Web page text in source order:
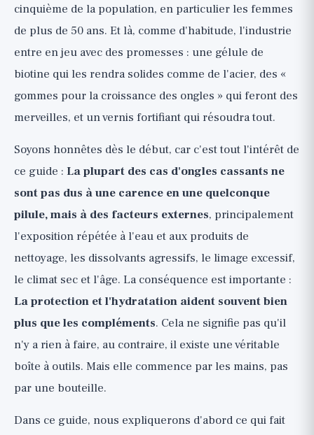
Biotine (🟡) : quelques preuves, effet
modeste, clair surtout en cas de carence
Fer et protéines, seulement en cas de carence
(🟡)
Gommes et « pilules de croissance des ongles
» (🔴) : surtout du battage médiatique
(principalement dans le contexte d'une
carence)
Gel, acrylique et vernis, en toute
honnêteté
Quand un ongle signale-t-il un problème
médical ? (Consultez un médecin)
En résumé et liste de soins pratiques
cinquième de la population, en particulier les femmes
de plus de 50 ans. Et là, comme d'habitude, l'industrie
entre en jeu avec des promesses : une gélule de
biotine qui les rendra solides comme de l'acier, des «
gommes pour la croissance des ongles » qui feront des
merveilles, et un vernis fortifiant qui résoudra tout.
Soyons honnêtes dès le début, car c'est tout l'intérêt de
ce guide : La plupart des cas d'ongles cassants ne
sont pas dus à une carence en une quelconque
pilule, mais à des facteurs externes, principalement
l'exposition répétée à l'eau et aux produits de
nettoyage, les dissolvants agressifs, le limage excessif,
le climat sec et l'âge. La conséquence est importante :
La protection et l'hydratation aident souvent bien
plus que les compléments. Cela ne signifie pas qu'il
n'y a rien à faire, au contraire, il existe une véritable
boîte à outils. Mais elle commence par les mains, pas
par une bouteille.
Dans ce guide, nous expliquerons d'abord ce qui fait